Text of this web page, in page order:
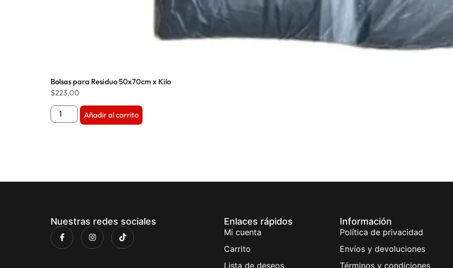
Bolsas para Residuo 50x70cm x Kilo
$223,00
Añadir al carrito
Nuestras redes sociales Enlaces rápidos
Mi cuenta
Carrito
Lista de deseos
Información
Política de privacidad
Envíos y devoluciones
Términos y condiciones